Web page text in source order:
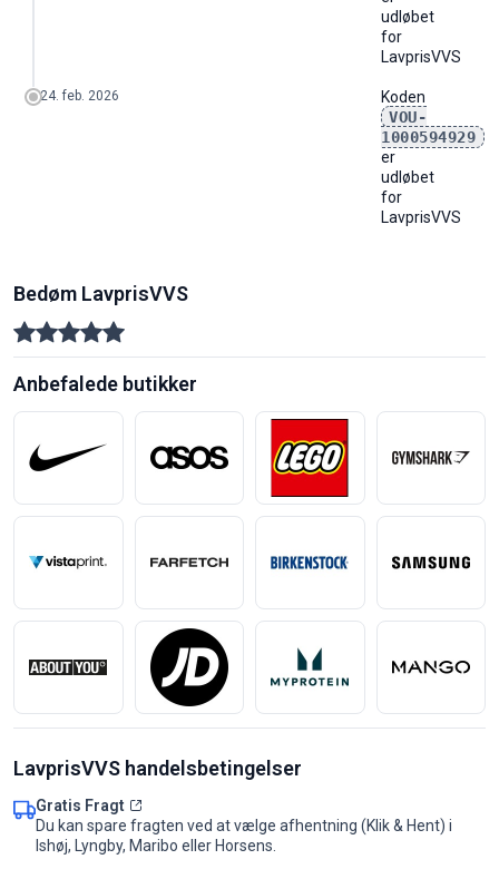
udløbet
for
LavprisVVS
24. feb. 2026
Koden
VOU-
1000594929
er
udløbet
for
LavprisVVS
Bedøm LavprisVVS
Anbefalede butikker
LavprisVVS handelsbetingelser
Gratis Fragt
Du kan spare fragten ved at vælge afhentning (Klik & Hent) i
Ishøj, Lyngby, Maribo eller Horsens.